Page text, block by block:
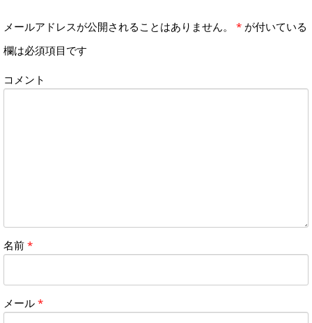
メールアドレスが公開されることはありません。 * が付いている
欄は必須項目です
コメント
名前 *
メール *